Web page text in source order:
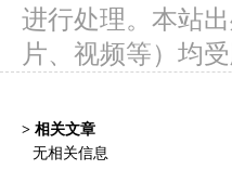
进行处理。本站
片、视频等）均
> 相关文章
无相关信息